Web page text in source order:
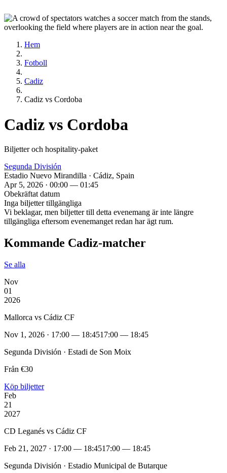
Hem
Fotboll
Cadiz
Cadiz vs Cordoba
Cadiz vs Cordoba
Biljetter och hospitality‑paket
Segunda División
Estadio Nuevo Mirandilla · Cádiz, Spain
Apr 5, 2026 · 00:00 — 01:45
Obekräftat datum
Inga biljetter tillgängliga
Vi beklagar, men biljetter till detta evenemang är inte längre
tillgängliga eftersom evenemanget redan har ägt rum.
Kommande Cadiz‑matcher
Se alla
Nov
01
2026
Mallorca vs Cádiz CF
Nov 1, 2026 · 17:00 — 18:4517:00 — 18:45
Segunda División · Estadi de Son Moix
Från €30
Köp biljetter
Feb
21
2027
CD Leganés vs Cádiz CF
Feb 21, 2027 · 17:00 — 18:4517:00 — 18:45
Segunda División · Estadio Municipal de Butarque